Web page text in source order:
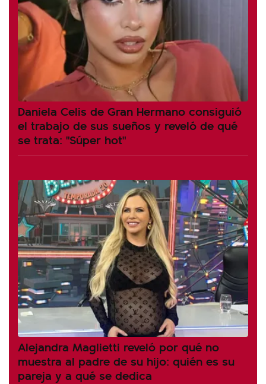
Daniela Celis de Gran Hermano consiguió
el trabajo de sus sueños y reveló de qué
se trata: "Súper hot"
Alejandra Maglietti reveló por qué no
muestra al padre de su hijo: quién es su
pareja y a qué se dedica